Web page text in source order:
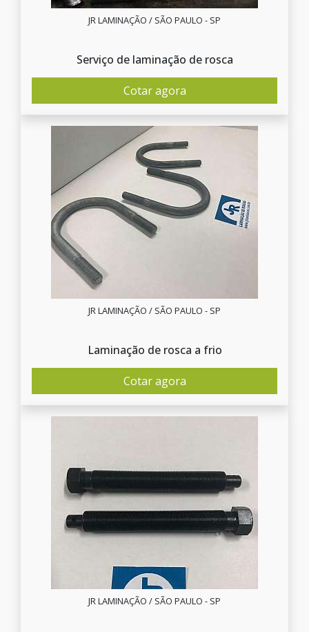
JR LAMINAÇÃO / SÃO PAULO - SP
Serviço de laminação de rosca
Cotar agora
JR LAMINAÇÃO / SÃO PAULO - SP
Laminação de rosca a frio
Cotar agora
JR LAMINAÇÃO / SÃO PAULO - SP